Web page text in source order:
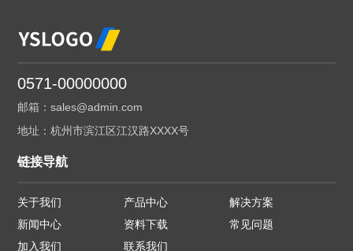
0571-00000000
邮箱：sales@admin.com
地址：杭州市滨江区江汉路XXXX号
链接导航
关于我们 产品中心
解决方案
新闻中心
资料下载
常见问题
加入我们
联系我们